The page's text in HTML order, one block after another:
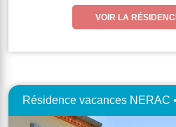
VOIR LA
Résidence vacances NERAC